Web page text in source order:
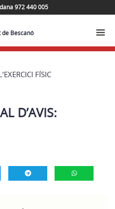
972 440 005
Bescanó
FÍSIC
D’AVIS: